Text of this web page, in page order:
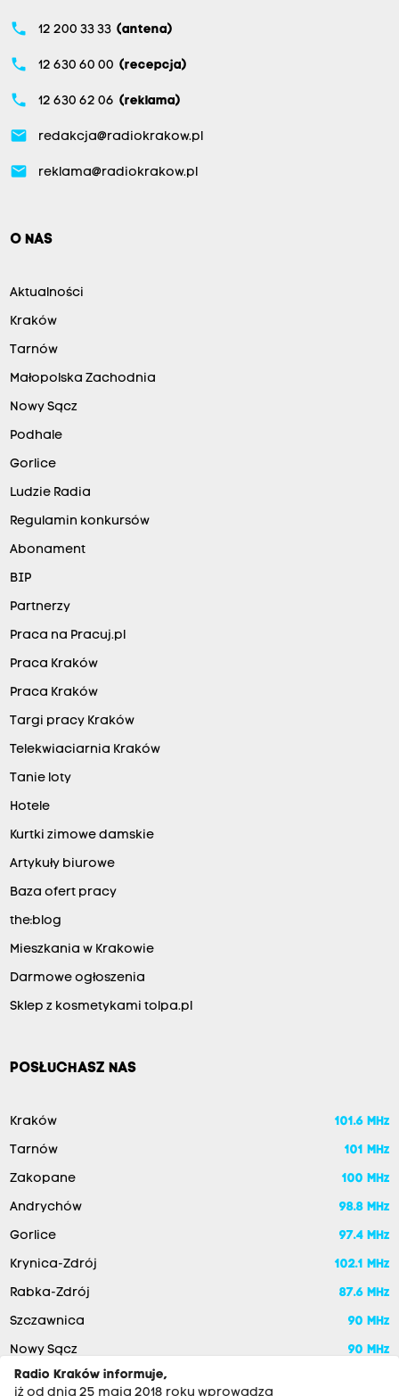
phone 12 200 33 33 (antena)
phone 12 630 60 00 (recepcja)
phone 12 630 62 06 (reklama)
email redakcja@radiokrakow.pl
email reklama@radiokrakow.pl
O NAS
Aktualności
Kraków
Tarnów
Małopolska Zachodnia
Nowy Sącz
Podhale
Gorlice
Ludzie Radia
Regulamin konkursów
Abonament
BIP
Partnerzy
Praca na Pracuj.pl
Praca Kraków
Praca Kraków
Targi pracy Kraków
Telekwiaciarnia Kraków
Tanie loty
Hotele
Kurtki zimowe damskie
Artykuły biurowe
Baza ofert pracy
the:blog
Mieszkania w Krakowie
Darmowe ogłoszenia
Sklep z kosmetykami tolpa.pl
POSŁUCHASZ NAS
Kraków 101.6 MHz
Tarnów 101 MHz
Zakopane 100 MHz
Andrychów 98.8 MHz
Gorlice 97.4 MHz
Krynica-Zdrój 102.1 MHz
Rabka-Zdrój 87.6 MHz
Szczawnica 90 MHz
Nowy Sącz
90 MHz
Radio Kraków informuje,
iż od dnia 25 maja 2018 roku wprowadza